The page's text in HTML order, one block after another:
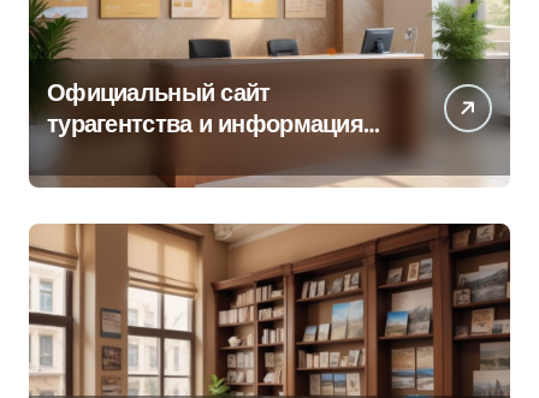
Официальный сайт
турагентства и информация